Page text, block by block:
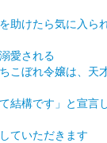
助けたら気に入ら
愛される
こぼれ令嬢は、天
結構です」と宣言
ていただきます